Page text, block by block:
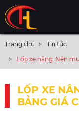
Trang chủ
Tin tức
Lốp xe nâng: Nên
LỐP XE
BẢNG GIÁ